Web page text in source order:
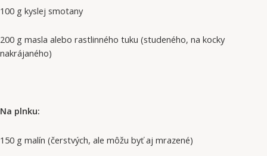
100 g kyslej smotany
200 g masla alebo rastlinného tuku (studeného, na kocky
nakrájaného)
Na plnku:
150 g malín (čerstvých, ale môžu byť aj mrazené)